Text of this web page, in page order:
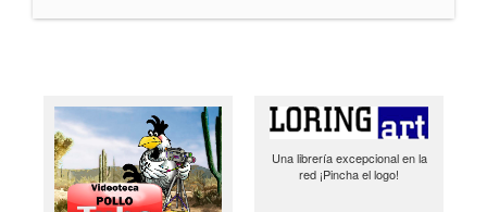
Una librería excepcional en la
red ¡Pincha el logo!